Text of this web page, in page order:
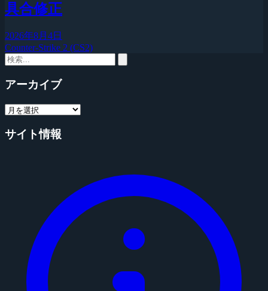
具合修正
2026年8月4日
Counter-Strike 2 (CS2)
アーカイブ
サイト情報